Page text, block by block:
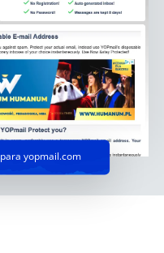
para yopmail.com